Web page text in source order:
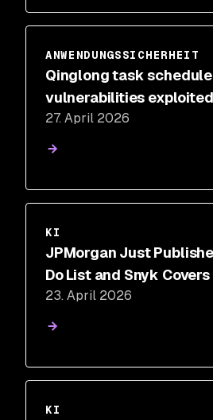
ANWENDUNGSSICHERHEIT
Qinglong task
vulnerabilities
for cryptomining
27. April 2026
KI
JPMorgan Just
Do List and Snyk
Items. How do you stack
23. April 2026
KI